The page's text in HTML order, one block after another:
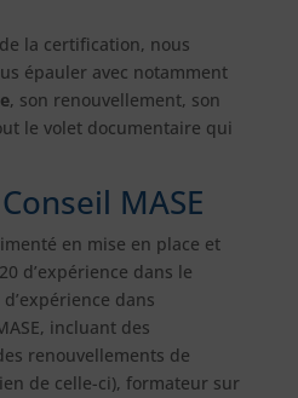
la certification, nous
épauler avec notamment
, son renouvellement, son
le volet documentaire qui
MASE
en mise en place et
d’expérience dans le
dans
incluant des
renouvellements de
de celle-ci), formateur sur